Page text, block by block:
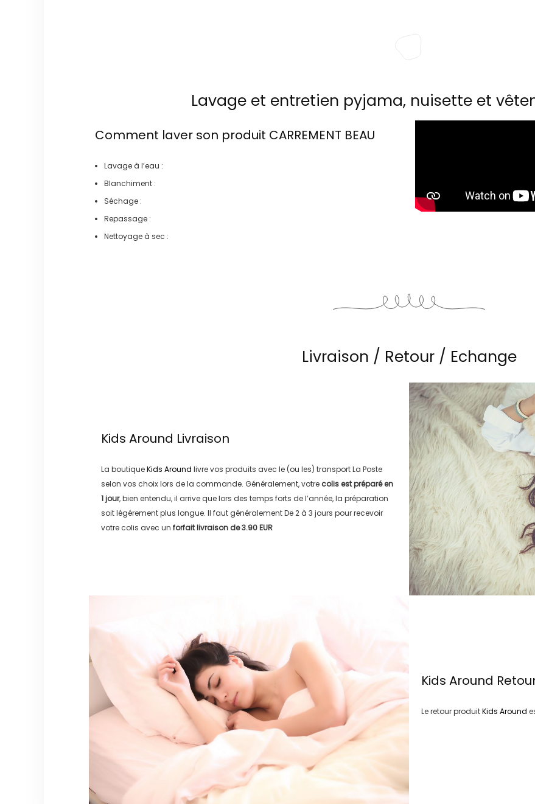
Lavage et entretien pyjama, nuisette et
Comment laver son produit CARREMENT BEAU
Lavage à l’eau :
Blanchiment :
Séchage :
Repassage :
Nettoyage à sec :
Livraison / Retour / Echange
Kids Around Livraison
La boutiqueKids Around livre vos produits avec le (ou les) transportLa Poste
selon vos choix lors de la commande. Généralement, votre colis est préparé en
1 jour, bien entendu, il arrive que lors des temps forts de l’année, la préparation
soit légérement plus longue. Il faut généralementDe 2 à 3 jours pour recevoir
votre colis avec un forfait livraison de3.90 EUR
Kids Around
Le retour produitKids Around